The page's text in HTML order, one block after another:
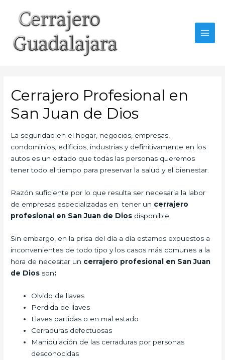
contenido
Cerrajero Profesional en
San Juan de Dios
La seguridad en el hogar, negocios, empresas,
condominios, edificios, industrias y definitivamente en los
autos es un estado que todas las personas queremos
tener todo el tiempo para preservar la salud y el bienestar.
Razón suficiente por lo que resulta ser necesaria la labor
de empresas especializadas en tener un cerrajero
profesional en San Juan de Dios disponible.
Sin embargo, en la prisa del día a día estamos expuestos a
inconvenientes de todo tipo y los casos más comunes a la
hora de necesitar un cerrajero profesional en San Juan
de Dios son:
Olvido de llaves
Perdida de llaves
Llaves partidas o en mal estado
Cerraduras defectuosas
Manipulación de las cerraduras por personas
desconocidas